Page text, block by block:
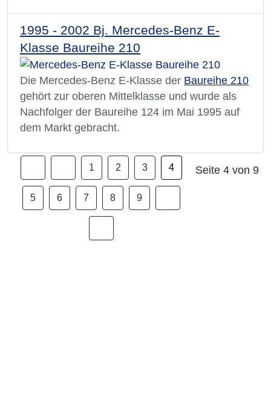
1995 - 2002 Bj. Mercedes-Benz E-
Klasse Baureihe 210
Die Mercedes-Benz E-Klasse der Baureihe 210
gehört zur oberen Mittelklasse und wurde als
Nachfolger der Baureihe 124 im Mai 1995 auf
dem Markt gebracht.
Seite 4 von 9
1 2 3 4
5 6 7 8 9